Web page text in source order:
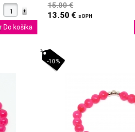
15.00 €
13.50 € s DPH
-10%